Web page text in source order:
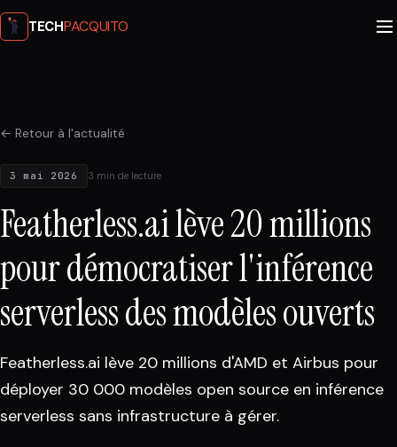
TECHPACQUITO
← Retour à l'actualité
3 mai 2026 3 min de lecture
Featherless.ai lève 20 millions
pour démocratiser l'inférence
serverless des modèles ouverts
Featherless.ai lève 20 millions d'AMD et Airbus pour
déployer 30 000 modèles open source en inférence
serverless sans infrastructure à gérer.